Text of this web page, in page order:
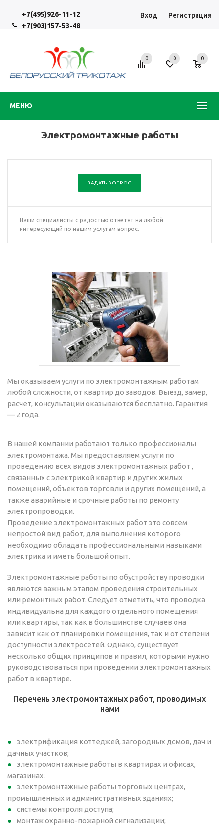
+7(495)926-11-12
+7(903)157-53-48
Вход Регистрация
МЕНЮ
0 0 0
Электромонтажные работы
ЗАДАТЬ ВОПРОС
Наши специалисты с радостью ответят на любой
интересующий по нашим услугам вопрос.
Мы оказываем услуги по электромонтажным работам
любой сложности, от квартир до заводов. Выезд, замер,
расчет, консультации оказываются бесплатно. Гарантия
— 2 года.
В нашей компании работают только профессионалы
электромонтажа. Мы предоставляем услуги по
проведению всех видов электромонтажных работ ,
связанных с электрикой квартир и других жилых
помещений, объектов торговли и других помещений, а
также аварийные и срочные работы по ремонту
электропроводки.
Проведение электромонтажных работ это совсем
непростой вид работ, для выполнения которого
необходимо обладать профессиональными навыками
электрика и иметь большой опыт.
Электромонтажные работы по обустройству проводки
являются важным этапом проведения строительных
или ремонтных работ. Следует отметить, что проводка
индивидуальна для каждого отдельного помещения
или квартиры, так как в большинстве случаев она
зависит как от планировки помещения, так и от степени
доступности электросетей. Однако, существует
несколько общих принципов и правил, которыми нужно
руководствоваться при проведении электромонтажных
работ в квартире.
Перечень электромонтажных работ, проводимых
нами
электрификация коттеджей, загородных домов, дач и
дачных участков;
электромонтажные работы в квартирах и офисах,
магазинах;
электромонтажные работы торговых центрах,
промышленных и административных зданиях;
системы контроля доступа;
монтаж охранно-пожарной сигнализации;